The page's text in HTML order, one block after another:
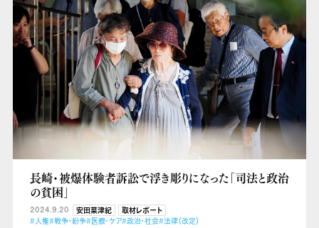
長崎・被爆体験者訴訟で浮き彫りになった「司法と政治
の貧困」
2024.9.20 安田菜津紀
取材レポート
#人権#戦争・紛争#医療・ケア#政治・社会#法律（改定）